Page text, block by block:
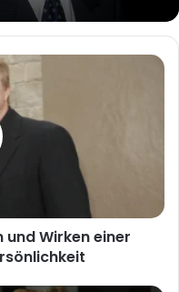
und Wirken einer